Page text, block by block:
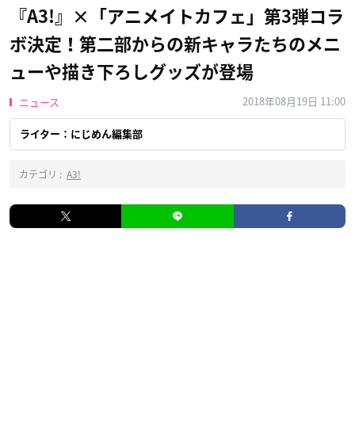
『A3!』×「アニメイトカフェ」第3弾コラ
ボ決定！第二部からの新キャラたちのメニ
ューや描き下ろしグッズが登場
ニュース 2018年08月19日 11:00
ライター：にじめん編集部
カテゴリ : A3!